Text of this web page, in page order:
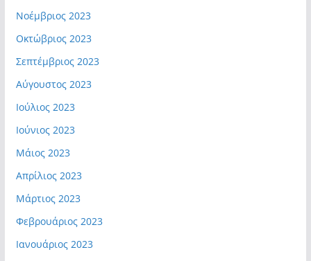
Νοέμβριος 2023
Οκτώβριος 2023
Σεπτέμβριος 2023
Αύγουστος 2023
Ιούλιος 2023
Ιούνιος 2023
Μάιος 2023
Απρίλιος 2023
Μάρτιος 2023
Φεβρουάριος 2023
Ιανουάριος 2023